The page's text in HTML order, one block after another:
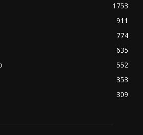
1753
911
774
635
552
353
309